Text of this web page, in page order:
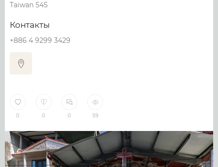
Taiwan 545
Контакты
+886 4 9299 3429
0 0 0 59